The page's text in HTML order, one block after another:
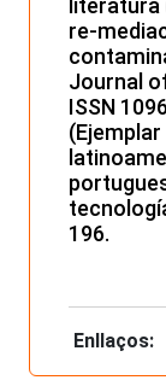
literatura
re-
Journal
ISSN
196.
Enllaços: